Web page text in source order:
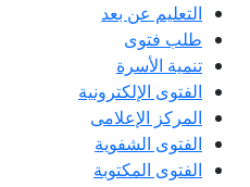
التعليم عن بعد
طلب فتوى
تنمية الأسرة
الفتوى الإلكترونية
المركز الإعلامى
الفتوى الشفوية
الفتوى المكتوبة